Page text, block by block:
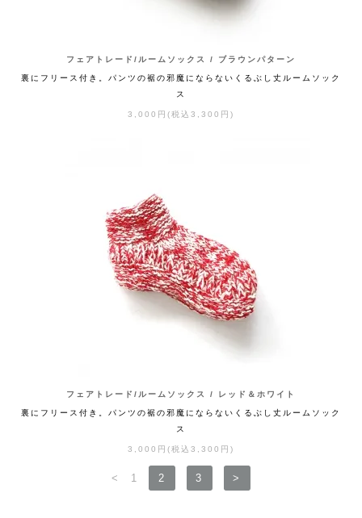
フェアトレード/ルームソックス / ブラウンパターン
裏にフリース付き。パンツの裾の邪魔にならないくるぶし丈ルームソック
ス
3,000円(税込3,300円)
フェアトレード/ルームソックス / レッド＆ホワイト
裏にフリース付き。パンツの裾の邪魔にならないくるぶし丈ルームソック
ス
3,000円(税込3,300円)
< 1 2 3 >